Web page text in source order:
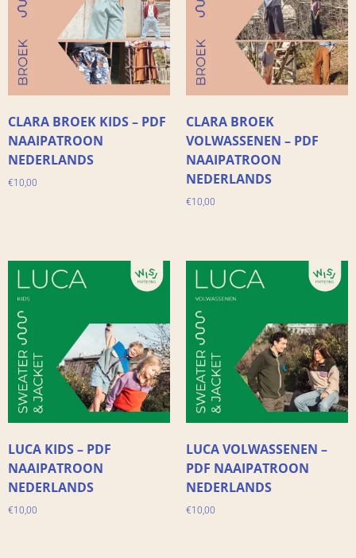
CLARA BROEK KIDS – PDF
NAAIPATROON
NEDERLANDS
€10,00
CLARA BROEK
VOLWASSENEN – PDF
NAAIPATROON
NEDERLANDS
€10,00
LUCA KIDS – PDF
NAAIPATROON
NEDERLANDS
€10,00
LUCA VOLWASSENEN –
PDF NAAIPATROON
NEDERLANDS
€10,00